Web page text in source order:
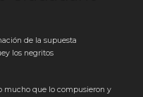
de la supuesta
los negritos
mucho que lo compusieron y